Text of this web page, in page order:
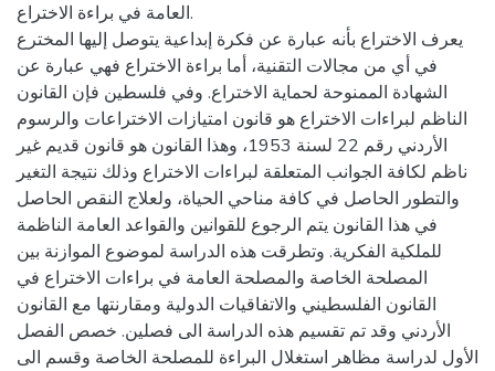
العامة في براءة الاختراع.
يعرف الاختراع بأنه عبارة عن فكرة إبداعية يتوصل إليها المخترع
في أي من مجالات التقنية، أما براءة الاختراع فهي عبارة عن
الشهادة الممنوحة لحماية الاختراع. وفي فلسطين فإن القانون
الناظم لبراءات الاختراع هو قانون امتيازات الاختراعات والرسوم
الأردني رقم 22 لسنة 1953، وهذا القانون هو قانون قديم غير
ناظم لكافة الجوانب المتعلقة لبراءات الاختراع وذلك نتيجة التغير
والتطور الحاصل في كافة مناحي الحياة، ولعلاج النقص الحاصل
في هذا القانون يتم الرجوع للقوانين والقواعد العامة الناظمة
للملكية الفكرية. وتطرقت هذه الدراسة لموضوع الموازنة بين
المصلحة الخاصة والمصلحة العامة في براءات الاختراع في
القانون الفلسطيني والاتفاقيات الدولية ومقارنتها مع القانون
الأردني وقد تم تقسيم هذه الدراسة الى فصلين. خصص الفصل
الأول لدراسة مظاهر استغلال البراءة للمصلحة الخاصة وقسم الى